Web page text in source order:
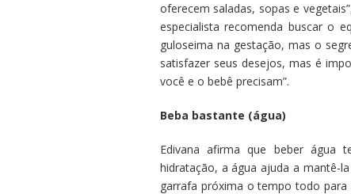
oferecem saladas, sopas e
especialista recomenda buscar o
guloseima na gestação, mas o
satisfazer seus desejos, mas é
você e o bebê precisam”.
Beba bastante (água)
Edivana afirma que beber água
hidratação, a água ajuda a mantê-
garrafa próxima o tempo todo para